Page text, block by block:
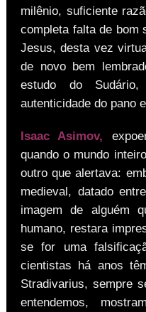
milênio, suficiente
completa falta de bom
Jesus, desta vez
de novo bem
estudo do
autenticidade do pano
Isaac Asimov,
quando o mundo
outro que alertava:
medieval, datado
imagem de alguém
humano, restara
se for uma
cientistas há anos
Stradivarius, sempre
entendemos,